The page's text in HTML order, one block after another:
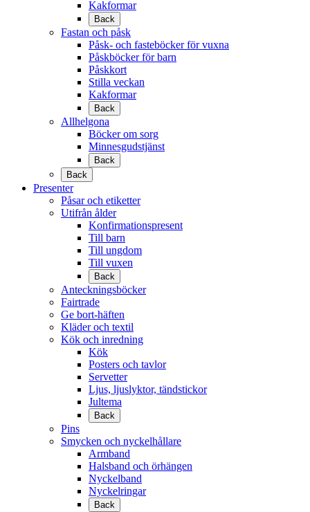
Kakformar
Back
Fastan och påsk
Påsk- och fasteböcker för vuxna
Påskböcker för barn
Påskkort
Stilla veckan
Kakformar
Back
Allhelgona
Böcker om sorg
Minnesgudstjänst
Back
Back
Presenter
Påsar och etiketter
Utifrån ålder
Konfirmationspresent
Till barn
Till ungdom
Till vuxen
Back
Anteckningsböcker
Fairtrade
Ge bort-häften
Kläder och textil
Kök och inredning
Kök
Posters och tavlor
Servetter
Ljus, ljuslyktor, tändstickor
Jultema
Back
Pins
Smycken och nyckelhållare
Armband
Halsband och örhängen
Nyckelband
Nyckelringar
Back